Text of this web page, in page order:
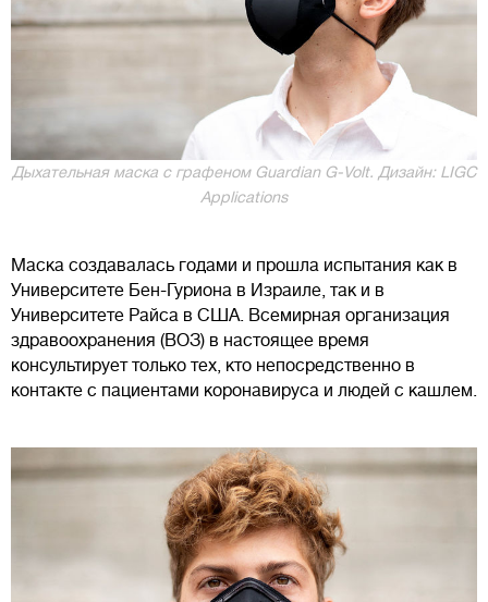
Дыхательная маска с графеном Guardian G-Volt. Дизайн: LIGC
Applications
Маска создавалась годами и прошла испытания как в
Университете Бен-Гуриона в Израиле, так и в
Университете Райса в США. Всемирная организация
здравоохранения (ВОЗ) в настоящее время
консультирует только тех, кто непосредственно в
контакте с пациентами коронавируса и людей с кашлем.